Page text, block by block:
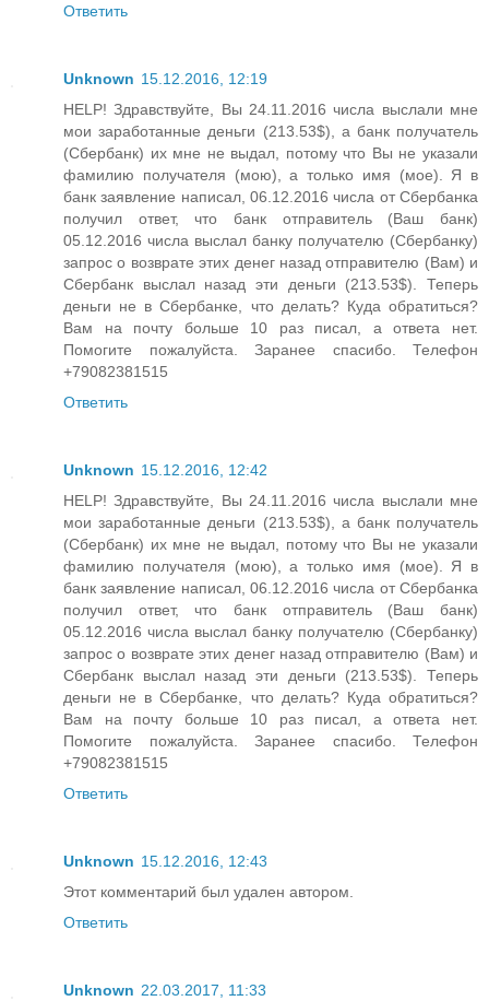
Ответить
Unknown 15.12.2016, 12:19
HELP! Здравствуйте, Вы 24.11.2016 числа выслали мне
мои заработанные деньги (213.53$), а банк получатель
(Сбербанк) их мне не выдал, потому что Вы не указали
фамилию получателя (мою), а только имя (мое). Я в
банк заявление написал, 06.12.2016 числа от Сбербанка
получил ответ, что банк отправитель (Ваш банк)
05.12.2016 числа выслал банку получателю (Сбербанку)
запрос о возврате этих денег назад отправителю (Вам) и
Сбербанк выслал назад эти деньги (213.53$). Теперь
деньги не в Сбербанке, что делать? Куда обратиться?
Вам на почту больше 10 раз писал, а ответа нет.
Помогите пожалуйста. Заранее спасибо. Телефон
+79082381515
Ответить
Unknown 15.12.2016, 12:42
HELP! Здравствуйте, Вы 24.11.2016 числа выслали мне
мои заработанные деньги (213.53$), а банк получатель
(Сбербанк) их мне не выдал, потому что Вы не указали
фамилию получателя (мою), а только имя (мое). Я в
банк заявление написал, 06.12.2016 числа от Сбербанка
получил ответ, что банк отправитель (Ваш банк)
05.12.2016 числа выслал банку получателю (Сбербанку)
запрос о возврате этих денег назад отправителю (Вам) и
Сбербанк выслал назад эти деньги (213.53$). Теперь
деньги не в Сбербанке, что делать? Куда обратиться?
Вам на почту больше 10 раз писал, а ответа нет.
Помогите пожалуйста. Заранее спасибо. Телефон
+79082381515
Ответить
Unknown 15.12.2016, 12:43
Этот комментарий был удален автором.
Ответить
Unknown 22.03.2017, 11:33